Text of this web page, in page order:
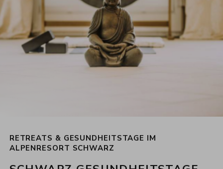
RETREATS & GESUNDHEITSTAGE IM
ALPENRESORT SCHWARZ